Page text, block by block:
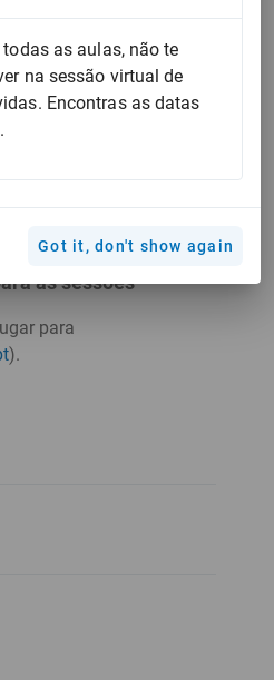
as sessões
para
).
as aulas, não te
na sessão virtual de
Encontras as datas
Got it, don't show again